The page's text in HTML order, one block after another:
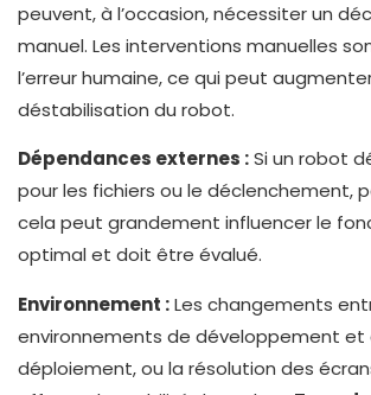
peuvent, à l’occasion, nécessiter un
manuel. Les interventions manuelles
l’erreur humaine, ce qui peut
déstabilisation du robot.
Dépendances externes :Si un robot
pour les fichiers ou le déclenchement,
cela peut grandement influencer le
optimal et doit être évalué.
Environnement :Les changements
environnements de développement et
déploiement, ou la résolution des